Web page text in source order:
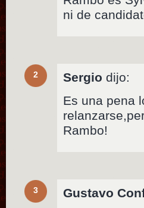
ni de
2 Sergio dijo:
Es una pena
Rambo!
3 Gustavo